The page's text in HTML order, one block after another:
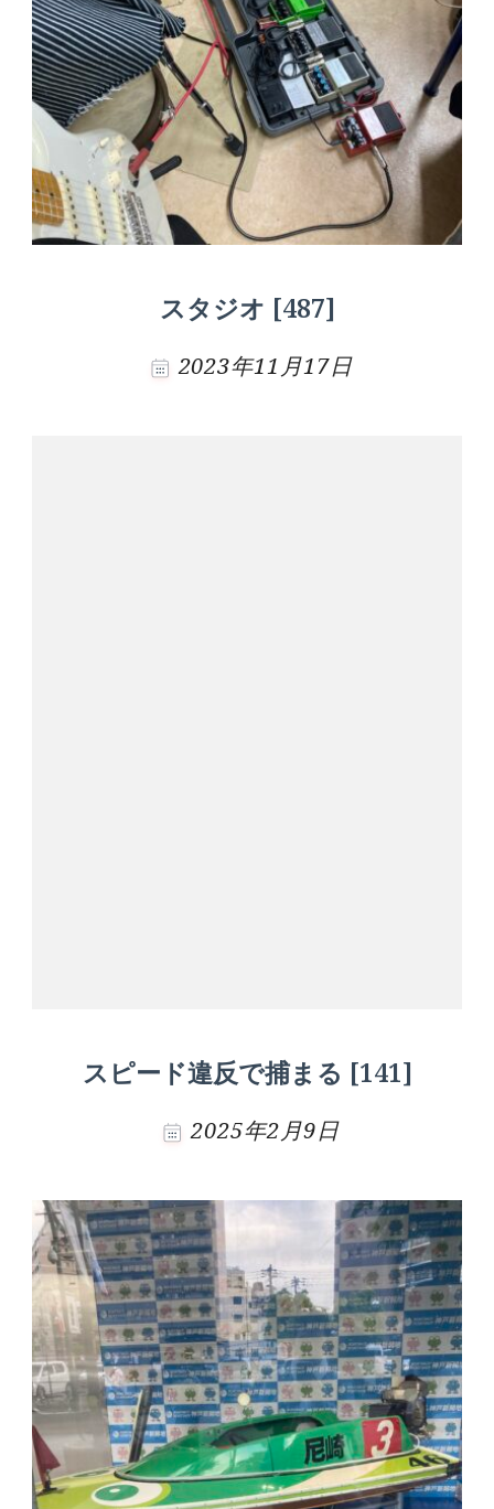
スタジオ [487]
2023年11月17日
スピード違反で捕まる [141]
2025年2月9日